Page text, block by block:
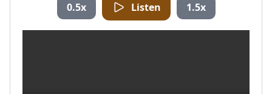
0.5x Listen 1.5x